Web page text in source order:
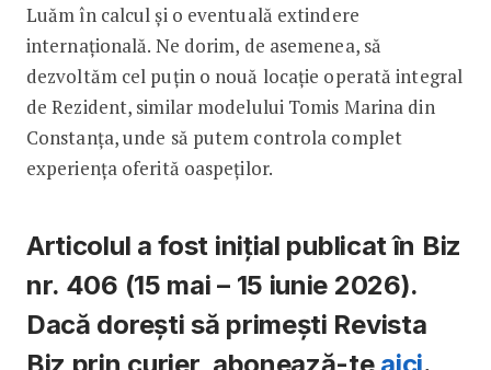
Luăm în calcul și o eventuală extindere
internațională. Ne dorim, de asemenea, să
dezvoltăm cel puțin o nouă locație operată integral
de Rezident, similar modelului Tomis Marina din
Constanța, unde să putem controla complet
experiența oferită oaspeților.
Articolul a fost inițial publicat în Biz
nr. 406 (15 mai – 15 iunie 2026).
Dacă dorești să primești Revista